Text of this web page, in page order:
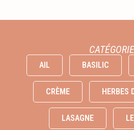
AIL BASILIC
CRÈME HERBES
LASAGNE